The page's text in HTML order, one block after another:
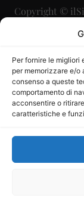
Per fornire le
per memorizzare e/o
consenso a queste
comportamento di
acconsentire o
caratteristiche e
Copyright ©
Mercurio
iscritta al